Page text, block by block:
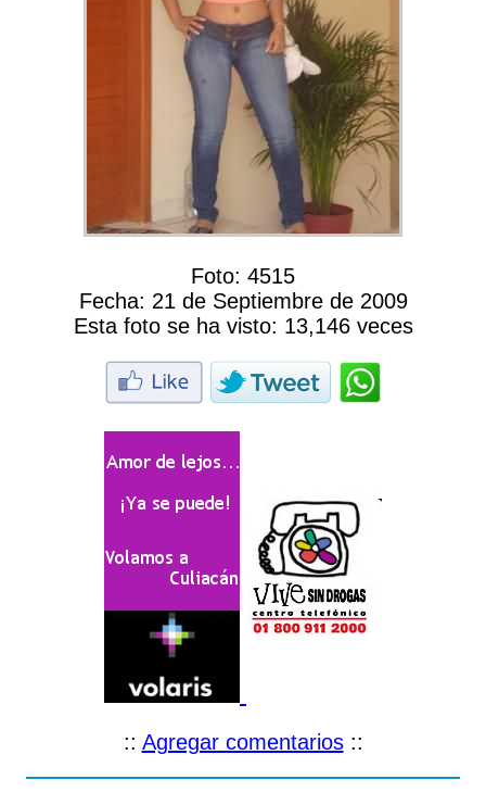
Foto: 4515
Fecha: 21 de Septiembre de 2009
Esta foto se ha visto: 13,146 veces
:: Agregar comentarios::